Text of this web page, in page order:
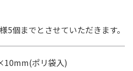
個までとさせていただきます。
ポリ袋入)